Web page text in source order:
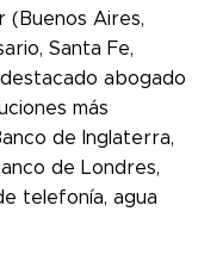
(Buenos Aires,
Santa Fe,
abogado
más
de Inglaterra,
de Londres,
telefonía, agua